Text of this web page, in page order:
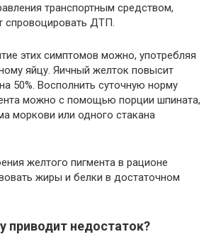
транспортным средством,
спровоцировать ДТП.
этих симптомов можно, употребляя
яйцу. Яичный желток повысит
50%. Восполнить суточную норму
можно с помощью порции шпината,
моркови или одного стакана
желтого пигмента в рационе
жиры и белки в достаточном
приводит недостаток?